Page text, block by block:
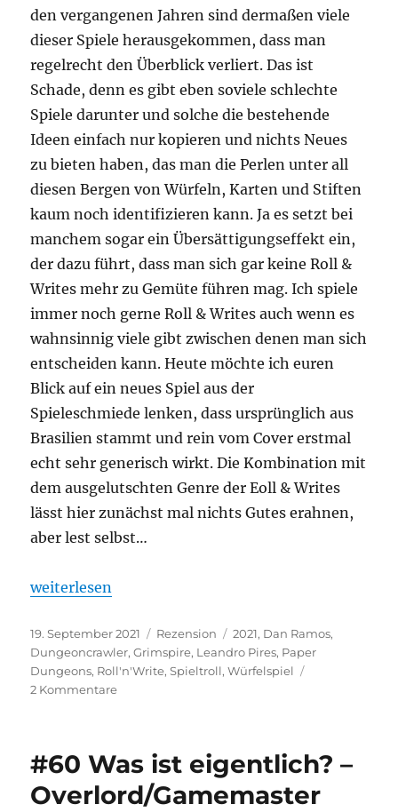
den vergangenen Jahren sind dermaßen viele
dieser Spiele herausgekommen, dass man
regelrecht den Überblick verliert. Das ist
Schade, denn es gibt eben soviele schlechte
Spiele darunter und solche die bestehende
Ideen einfach nur kopieren und nichts Neues
zu bieten haben, das man die Perlen unter all
diesen Bergen von Würfeln, Karten und Stiften
kaum noch identifizieren kann. Ja es setzt bei
manchem sogar ein Übersättigungseffekt ein,
der dazu führt, dass man sich gar keine Roll &
Writes mehr zu Gemüte führen mag. Ich spiele
immer noch gerne Roll & Writes auch wenn es
wahnsinnig viele gibt zwischen denen man sich
entscheiden kann. Heute möchte ich euren
Blick auf ein neues Spiel aus der
Spieleschmiede lenken, dass ursprünglich aus
Brasilien stammt und rein vom Cover erstmal
echt sehr generisch wirkt. Die Kombination mit
dem ausgelutschten Genre der Eoll & Writes
lässt hier zunächst mal nichts Gutes erahnen,
aber lest selbst…
„Paper Dungeons“
weiterlesen
Veröffentlicht
am
19. September 2021 Kategorien
Rezension Schlagwörter
2021, Dan Ramos,
Dungeoncrawler,Grimspire, Leandro Pires, Paper
Dungeons, Roll'n'Write,Spieltroll,Würfelspiel
2 Kommentarezu
#60 Was ist eigentlich? –
Overlord/Gamemaster